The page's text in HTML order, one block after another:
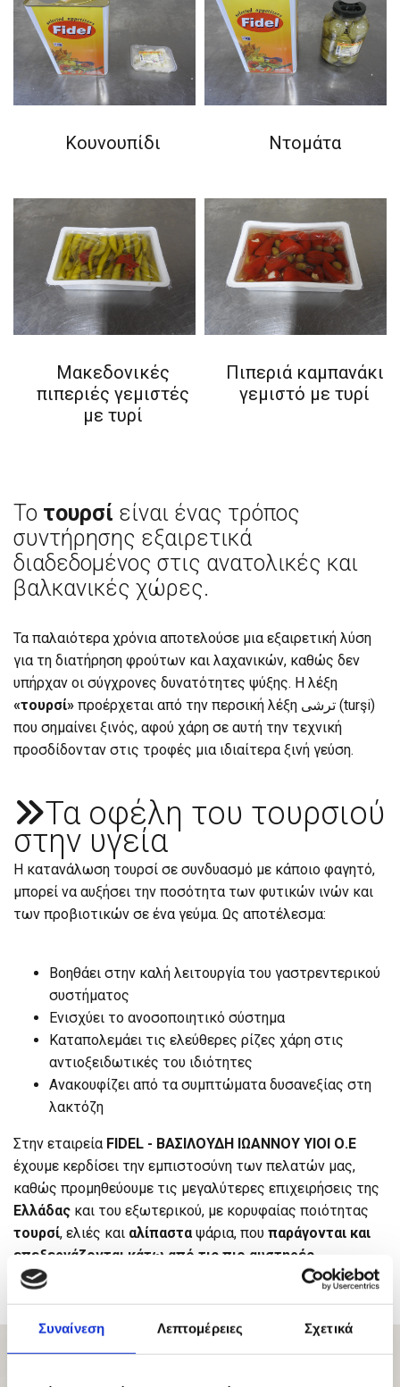
Συναίνεση Λεπτομέρειες Σχετικά
Κουνουπίδι Ντομάτα
Μακεδονικές
πιπεριές γεμιστές
με τυρί
Πιπεριά καμπανάκι
γεμιστό με τυρί
Το τουρσί είναι ένας τρόπος
συντήρησης εξαιρετικά
διαδεδομένος στις ανατολικές και
βαλκανικές χώρες.
Τα παλαιότερα χρόνια αποτελούσε μια εξαιρετική λύση
για τη διατήρηση φρούτων και λαχανικών, καθώς δεν
υπήρχαν οι σύγχρονες δυνατότητες ψύξης. Η λέξη
«τουρσί» προέρχεται από την περσική λέξη ترشی (turşi)
που σημαίνει ξινός, αφού χάρη σε αυτή την τεχνική
προσδίδονταν στις τροφές μια ιδιαίτερα ξινή γεύση.
Τα οφέλη του τουρσιού
στην υγεία
Η κατανάλωση τουρσί σε συνδυασμό με κάποιο φαγητό,
μπορεί να αυξήσει την ποσότητα των φυτικών ινών και
των προβιοτικών σε ένα γεύμα. Ως αποτέλεσμα:
Βοηθάει στην καλή λειτουργία του γαστρεντερικού
συστήματος
Ενισχύει το ανοσοποιητικό σύστημα
Καταπολεμάει τις ελεύθερες ρίζες χάρη στις
αντιοξειδωτικές του ιδιότητες
Ανακουφίζει από τα συμπτώματα δυσανεξίας στη
λακτόζη
Στην εταιρεία FIDEL - ΒΑΣΙΛΟΥΔΗ ΙΩΑΝΝΟΥ ΥΙΟΙ Ο.Ε
έχουμε κερδίσει την εμπιστοσύνη των πελατών μας,
καθώς προμηθεύουμε τις μεγαλύτερες επιχειρήσεις της
Ελλάδας και του εξωτερικού, με κορυφαίας ποιότητας
τουρσί, ελιές και αλίπασταψάρια, που παράγονται και
επεξεργάζονται κάτω από τις πιο αυστηρές
προδιαγραφές.